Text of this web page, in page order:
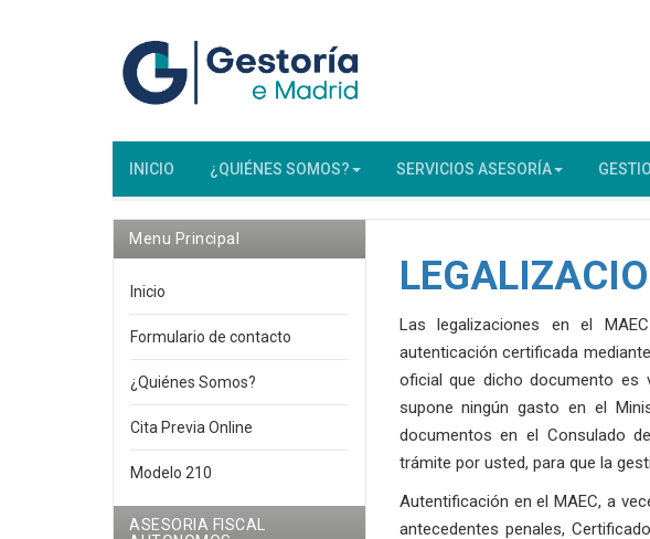
INICIO ¿QUIÉNES SOMOS? SERVICIOS ASESORÍA
Las legalizaciones en el
autenticación certificada
oficial que dicho documento es
supone ningún gasto en el
documentos en el Consulado
trámite por usted, para que la
Autentificación en el MAEC, a
antecedentes penales,
Menu Principal
Inicio
Formulario de contacto
¿Quiénes Somos?
Cita Previa Online
Modelo 210
ASESORIA FISCAL